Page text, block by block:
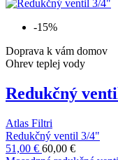
-15%
Doprava k vám domov
Ohrev teplej vody
Redukčný
Atlas Filtri
Redukčný ventil 3/4"
51,00 € 60,00 €